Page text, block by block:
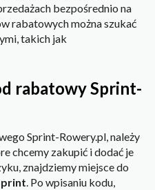
bezpośrednio na
rabatowych można szukać
takich jak
rabatowy Sprint-
Sprint-Rowery.pl, należy
chcemy zakupić i dodać je
znajdziemy miejsce do
. Po wpisaniu kodu,